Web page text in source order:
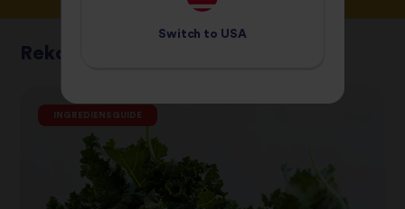
Rekommenderat
INGREDIENSGUIDE
Switch to USA